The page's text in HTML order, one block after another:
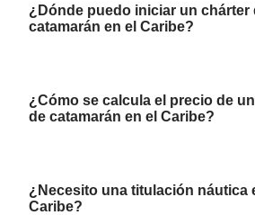
¿Dónde puedo iniciar un chárter
catamarán en el Caribe?
¿Cómo se calcula el precio de
de catamarán en el Caribe?
¿Necesito una titulación náutica
Caribe?